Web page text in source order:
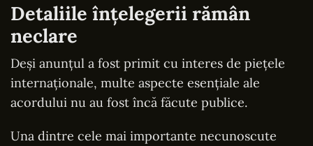
Detaliile înțelegerii rămân
neclare
Deși anunțul a fost primit cu interes de piețele
internaționale, multe aspecte esențiale ale
acordului nu au fost încă făcute publice.
Una dintre cele mai importante necunoscute